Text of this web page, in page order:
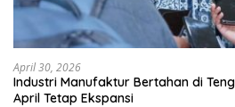
April 30, 2026
Industri Manufaktur Bertahan di
April Tetap Ekspansi